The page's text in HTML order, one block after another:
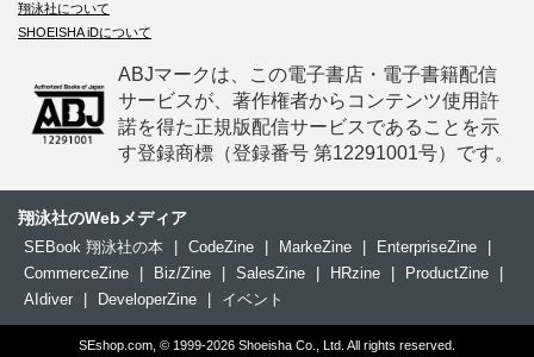
翔泳社について
SHOEISHA iDについて
ABJマークは、この電子書店・電子書籍配信
サービスが、著作権者からコンテンツ使用許
諾を得た正規版配信サービスであることを示
す登録商標（登録番号 第12291001号）です。
翔泳社のWebメディア
SEBook 翔泳社の本 CodeZine MarkeZine EnterpriseZine
CommerceZine
Biz/Zine SalesZine HRzine ProductZine
AIdiver
DeveloperZine イベント
SEshop.com, © 1999-2026 Shoeisha Co., Ltd. All rights reserved.